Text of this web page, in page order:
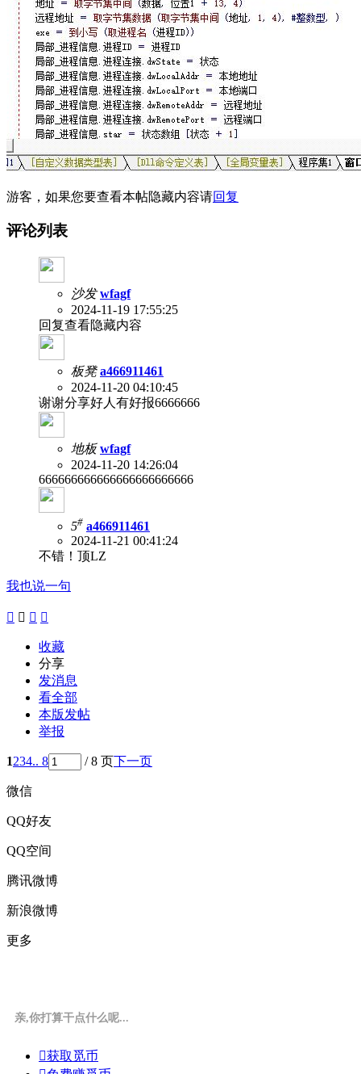
游客，如果您要查看本帖隐藏内容请回复
评论列表
沙发 wfagf
2024-11-19 17:55:25
回复查看隐藏内容
板凳 a466911461
2024-11-20 04:10:45
谢谢分享好人有好报6666666
地板 wfagf
2024-11-20 14:26:04
666666666666666666666666
5# a466911461
2024-11-21 00:41:24
不错！顶LZ
我也说一句
   
收藏
分享
发消息
看全部
本版发帖
举报
1234.. 8 / 8 页下一页
微信
QQ好友
QQ空间
腾讯微博
新浪微博
更多
亲,你打算干点什么呢...
获取觅币